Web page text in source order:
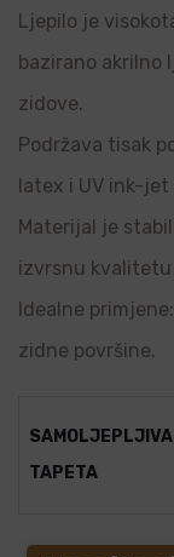
Ljepilo je
bazirano akrilno
zidove.
Podržava tisak
latex i UV ink-
Materijal je
izvrsnu
Idealne
zidne površine.
SAMOLJEPLJIVA
TAPETA